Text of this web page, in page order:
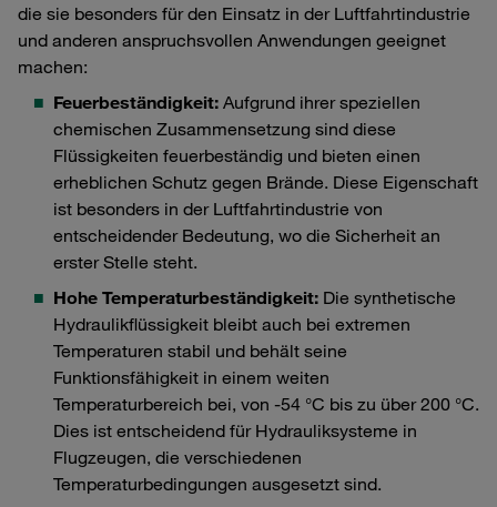
die sie besonders für den Einsatz in der Luftfahrtindustrie
und anderen anspruchsvollen Anwendungen geeignet
machen:
Feuerbeständigkeit: Aufgrund ihrer speziellen
chemischen Zusammensetzung sind diese
Flüssigkeiten feuerbeständig und bieten einen
erheblichen Schutz gegen Brände. Diese Eigenschaft
ist besonders in der Luftfahrtindustrie von
entscheidender Bedeutung, wo die Sicherheit an
erster Stelle steht.
Hohe Temperaturbeständigkeit: Die synthetische
Hydraulikflüssigkeit bleibt auch bei extremen
Temperaturen stabil und behält seine
Funktionsfähigkeit in einem weiten
Temperaturbereich bei, von -54 °C bis zu über 200 °C.
Dies ist entscheidend für Hydrauliksysteme in
Flugzeugen, die verschiedenen
Temperaturbedingungen ausgesetzt sind.